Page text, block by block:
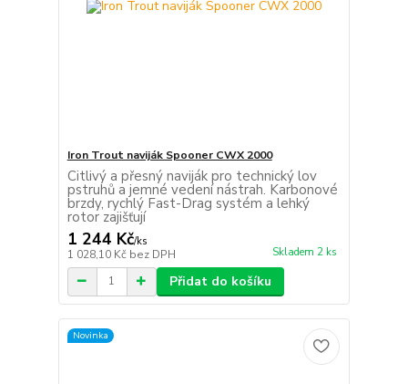
Iron Trout naviják Spooner CWX 2000
Citlivý a přesný naviják pro technický lov
pstruhů a jemné vedení nástrah. Karbonové
brzdy, rychlý Fast-Drag systém a lehký
rotor zajišťují
1 244 Kč/ks
1 028,10 Kč bez DPH Skladem 2 ks
Přidat do košíku
Novinka